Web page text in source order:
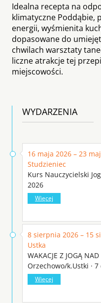
Idealna recepta na
klimatyczne Poddąbie,
energii, wyśmienita
dopasowane do
chwilach warsztaty
liczne atrakcje tej
miejscowości.
WYDARZENIA
16 maja 2026 – 23
Studzieniec
Kurs Nauczycielski
2026
Więcej
8 sierpnia 2026 – 15
Ustka
WAKACJE Z JOGĄ
Orzechowo/k.Ustki · 7
Więcej